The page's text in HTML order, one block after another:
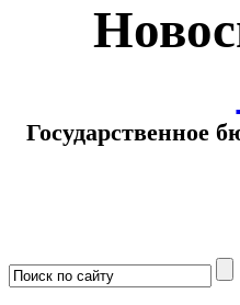
Государственное